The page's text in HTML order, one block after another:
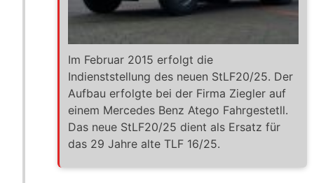
Im Februar 2015 erfolgt die
Indienststellung des neuen StLF20/25. Der
Aufbau erfolgte bei der Firma Ziegler auf
einem Mercedes Benz Atego Fahrgestetll.
Das neue StLF20/25 dient als Ersatz für
das 29 Jahre alte TLF 16/25.